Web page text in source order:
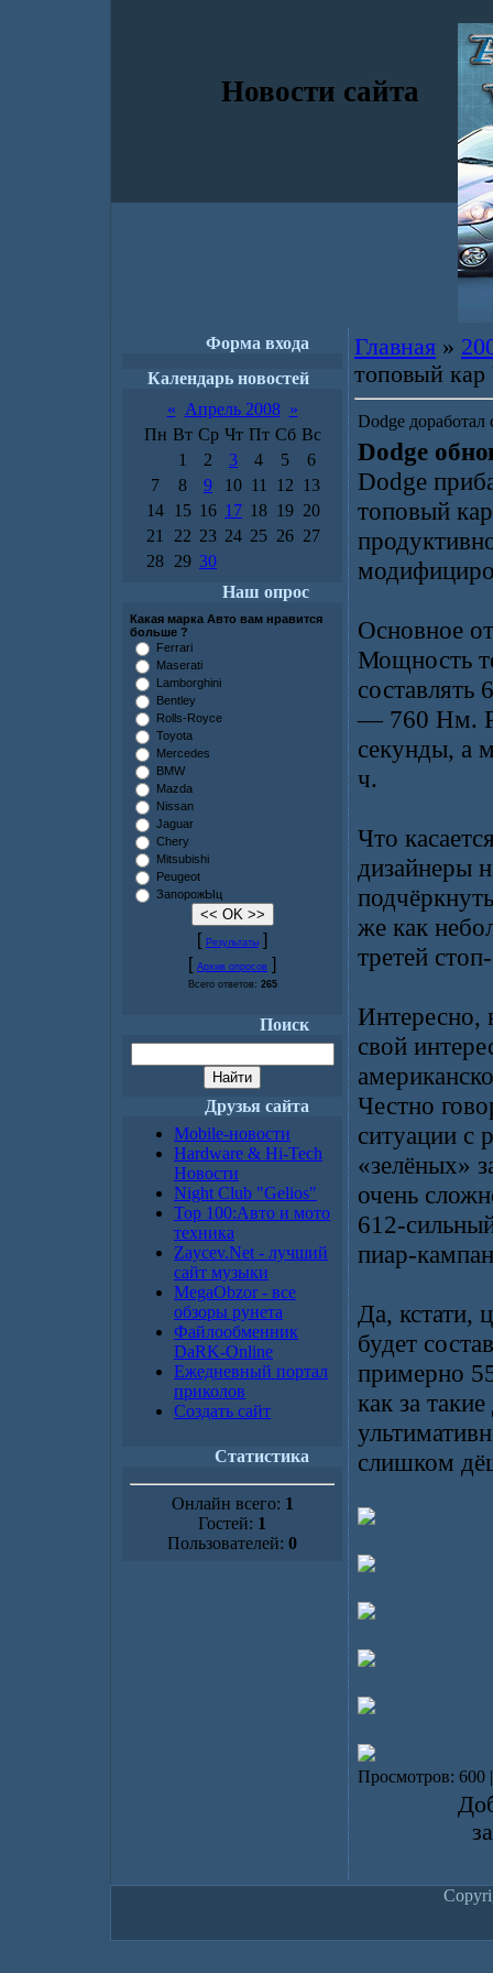
Новости сайта
Форма входа
Календарь новостей
« Апрель 2008 »
Пн Вт Ср Чт Пт Сб Вс
1
2 3 4 5
6
7
8 9 10 11 12 13
14 15 16 17 18 19 20
21
22 23 24 25 26 27
28 29 30
Наш опрос
Какая марка Авто вам нравится
больше ?
Ferrari
Maserati
Lamborghini
Bentley
Rolls-Royce
Toyota
Mercedes
BMW
Mazda
Nissan
Jaguar
Chery
Mitsubishi
Peugeot
ЗапорожЫц
[ Результаты ]
[ Архив опросов ]
Всего ответов: 265
Поиск
Друзья сайта
Mobile-новости
Hardware & Hi-Tech
Новости
Night Club "Gelios"
Top 100:Авто и мото
техника
Zaycev.Net - лучший
сайт музыки
MegaObzor - все
обзоры рунета
Файлообменник
DaRK-Online
Ежедневный портал
приколов
Создать сайт
Статистика
Онлайн всего: 1
Гостей: 1
Пользователей: 0
Главная »
топовый кар
Dodge
Dodge
Dodge
топовый
Основное
Мощность
— 760 Нм.
секунды, а
ч.
Что
дизайнеры
же как
третей
Интересно,
свой
Честно
ситуации с
«зелёных»
очень
612-
пиар-
Да, кстати,
будет
примерно
как за
слишком
Просмотров: 600